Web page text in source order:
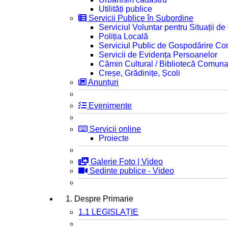
Utilități publice
Servicii Publice în Subordine
Serviciul Voluntar pentru Situații de
Poliția Locală
Serviciul Public de Gospodărire
Servicii de Evidența Persoanelor
Cămin Cultural / Bibliotecă
Creșe, Grădinițe, Școli
Anunțuri
Evenimente
Servicii online
Proiecte
Galerie Foto | Video
Sedinte publice - Video
1. Despre Primarie
1.1 LEGISLAȚIE